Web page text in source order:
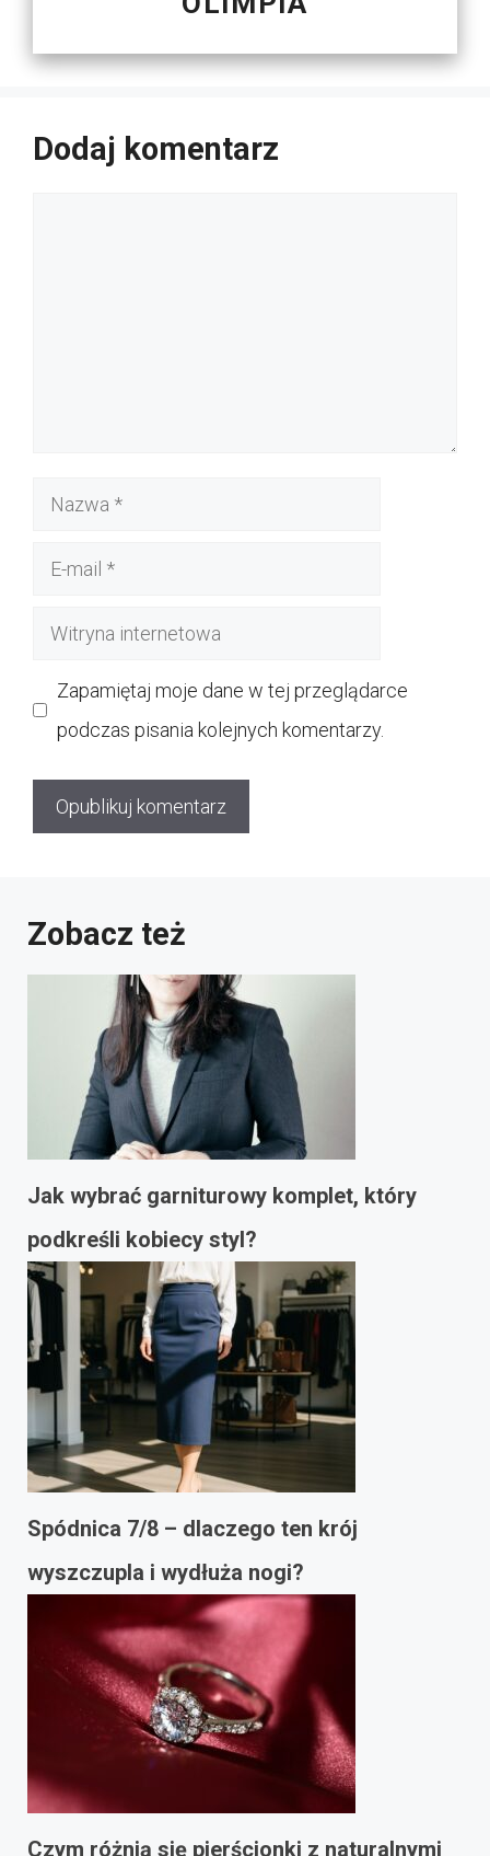
Dodaj komentarz
Nazwa
Witryna
Zapamiętaj moje dane w tej przeglądarce
podczas pisania kolejnych komentarzy.
Zobacz też
Jak wybrać garniturowy komplet, który
podkreśli kobiecy styl?
Spódnica 7/8 – dlaczego ten krój
wyszczupla i wydłuża nogi?
Czym różnią się pierścionki z naturalnymi